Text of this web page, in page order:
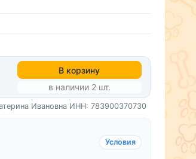
В корзину
в наличии 2 шт.
Ивановна ИНН: 783900370730
Условия